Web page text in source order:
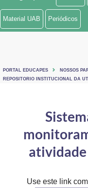
Ministério de Minas e Energia
Ministério do Turismo
Controladoria-Geral da União
Secretaria de Governo
Material UAB Periódicos
PORTAL EDUCAPES
NOSSOS
REPOSITORIO INSTITUCIONAL DA
Use este link